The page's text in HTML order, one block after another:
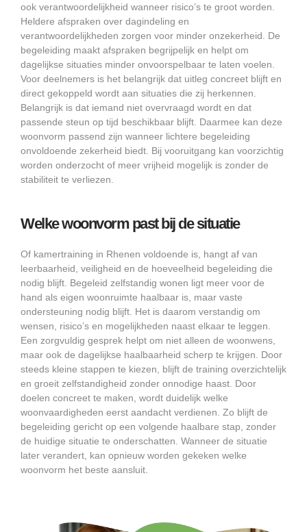
ook verantwoordelijkheid wanneer risico’s te groot worden.
Heldere afspraken over dagindeling en
verantwoordelijkheden zorgen voor minder onzekerheid. De
begeleiding maakt afspraken begrijpelijk en helpt om
dagelijkse situaties minder onvoorspelbaar te laten voelen.
Voor deelnemers is het belangrijk dat uitleg concreet blijft en
direct gekoppeld wordt aan situaties die zij herkennen.
Belangrijk is dat iemand niet overvraagd wordt en dat
passende steun op tijd beschikbaar blijft. Daarmee kan deze
woonvorm passend zijn wanneer lichtere begeleiding
onvoldoende zekerheid biedt. Bij vooruitgang kan voorzichtig
worden onderzocht of meer vrijheid mogelijk is zonder de
stabiliteit te verliezen.
Welke woonvorm past bij de situatie
Of kamertraining in Rhenen voldoende is, hangt af van
leerbaarheid, veiligheid en de hoeveelheid begeleiding die
nodig blijft. Begeleid zelfstandig wonen ligt meer voor de
hand als eigen woonruimte haalbaar is, maar vaste
ondersteuning nodig blijft. Het is daarom verstandig om
wensen, risico’s en mogelijkheden naast elkaar te leggen.
Een zorgvuldig gesprek helpt om niet alleen de woonwens,
maar ook de dagelijkse haalbaarheid scherp te krijgen. Door
steeds kleine stappen te kiezen, blijft de training overzichtelijk
en groeit zelfstandigheid zonder onnodige haast. Door
doelen concreet te maken, wordt duidelijk welke
woonvaardigheden eerst aandacht verdienen. Zo blijft de
begeleiding gericht op een volgende haalbare stap, zonder
de huidige situatie te onderschatten. Wanneer de situatie
later verandert, kan opnieuw worden gekeken welke
woonvorm het beste aansluit.